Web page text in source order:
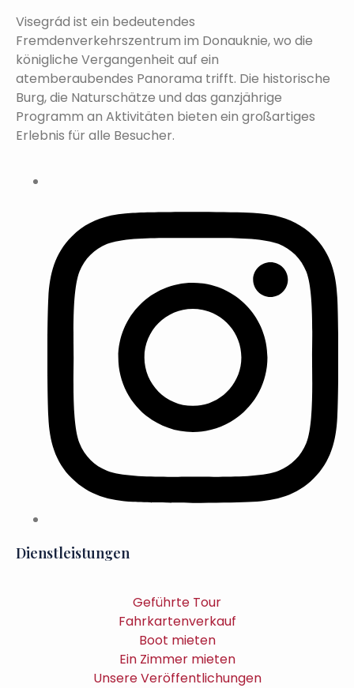
Visegrád ist ein bedeutendes
Fremdenverkehrszentrum im Donauknie, wo die
königliche Vergangenheit auf ein
atemberaubendes Panorama trifft. Die historische
Burg, die Naturschätze und das ganzjährige
Programm an Aktivitäten bieten ein großartiges
Erlebnis für alle Besucher.
Dienstleistungen
Geführte Tour
Fahrkartenverkauf
Boot mieten
Ein Zimmer mieten
Unsere Veröffentlichungen